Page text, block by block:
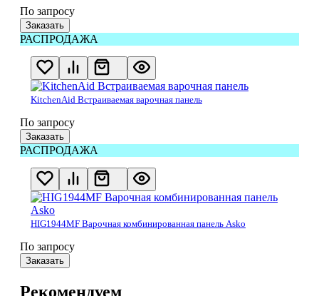
По запросу
Заказать
РАСПРОДАЖА
KitchenAid Встраиваемая варочная панель
По запросу
Заказать
РАСПРОДАЖА
HIG1944MF Варочная комбинированная панель Asko
По запросу
Заказать
Рекомендуем